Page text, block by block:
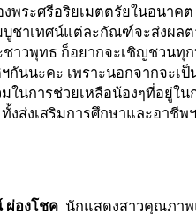
พระศรีอริยเมตตรัยในอนาค
บูชาเทศน์แต่ละกัณฑ์จะส่งผล
าวพุทธ ก็อยากจะเชิญชวนทุ
กันนะคะ เพราะนอกจากจะเป็
ในการช่วยเหลือน้องๆที่อยู่ใ
งส่งเสริมการศึกษาและอาชีพ
องโชค นักแสดงสาวคุณภา